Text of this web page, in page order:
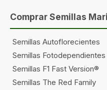
Comprar Semillas
Semillas Autoflorecientes
Semillas Fotodependientes
Semillas F1 Fast Version®
Semillas The Red Family